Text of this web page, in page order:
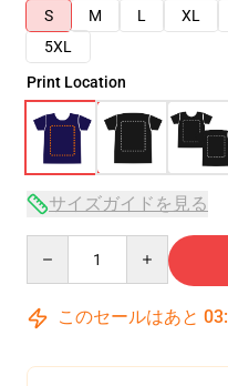
S
M L XL
5XL
Print Location
サイズガイドを見る
このセールはあと 03: